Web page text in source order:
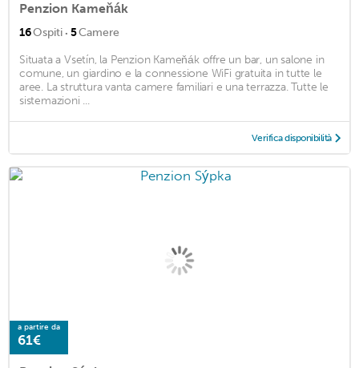
Penzion Kameňák
16Ospiti · 5Camere
Situata a Vsetín, la Penzion Kameňák offre un bar, un salone in
comune, un giardino e la connessione WiFi gratuita in tutte le
aree. La struttura vanta camere familiari e una terrazza. Tutte le
sistemazioni ...
Verifica disponibilità
a partire da
61€